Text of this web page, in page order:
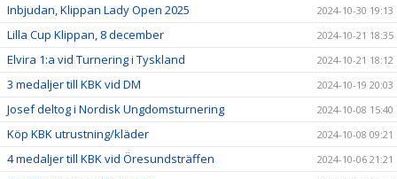
Inbjudan, Klippan Lady Open 2025 2024-10-30 19:13
Lilla Cup Klippan, 8 december 2024-10-21 18:35
Elvira 1:a vid Turnering i Tyskland 2024-10-21 18:12
3 medaljer till KBK vid DM 2024-10-19 20:03
Josef deltog i Nordisk Ungdomsturnering 2024-10-08 15:40
Köp KBK utrustning/kläder 2024-10-08 09:21
4 medaljer till KBK vid Öresundsträffen 2024-10-06 21:21